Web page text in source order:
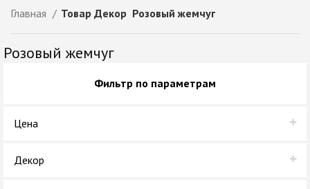
Главная Товар Декор Розовый жемчуг
Розовый жемчуг
Фильтр по параметрам
Цена
Декор